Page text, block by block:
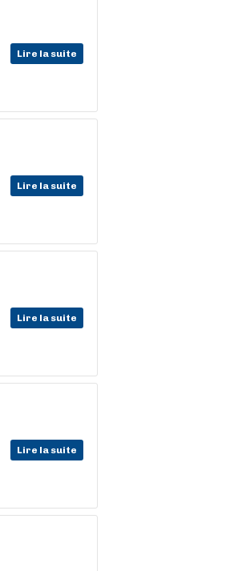
Lire la suite
Lire la suite
Lire la suite
Lire la suite